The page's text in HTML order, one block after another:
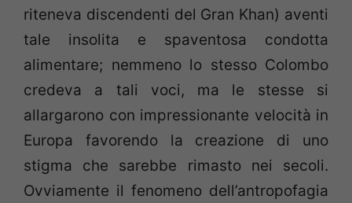
riteneva discendenti del Gran Khan) aventi
tale insolita e spaventosa condotta
alimentare; nemmeno lo stesso Colombo
credeva a tali voci, ma le stesse si
allargarono con impressionante velocità in
Europa favorendo la creazione di uno
stigma che sarebbe rimasto nei secoli.
Ovviamente il fenomeno dell’antropofagia